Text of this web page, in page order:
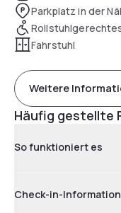
Parkplatz in der
Fahrstuhl
Weitere
Häufig gestellte
So funktioniert es
Check-in-